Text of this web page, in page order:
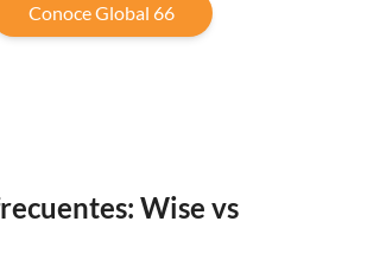
Conoce Global 66
Wise vs